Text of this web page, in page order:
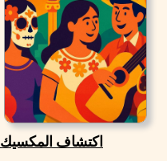
اكتشاف المكسيك